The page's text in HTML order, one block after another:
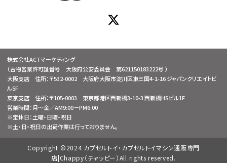
株式会社ACTマーケティング
（古物営業許可証番号 大阪府公安委員会 第621150183222号 ）
大阪支店 住所：〒532-0002 大阪府大阪市淀川区東三国4-1-16 ジャパンクリエイトビ
ル5F
東京支店 住所：〒105-0003 東京都港区西新橋3-10-3 西新橋HSビル1F
営業時間：月～金／AM9:00－PM6:00
※定休日：土曜・日曜・祝日
※土・日・祝日の出荷作業は行っておりません。
Copyright ©2024 カプセルトイ・カプセルトイマシン通販専門
店|Chappy（チャッピー）All rights reserved.